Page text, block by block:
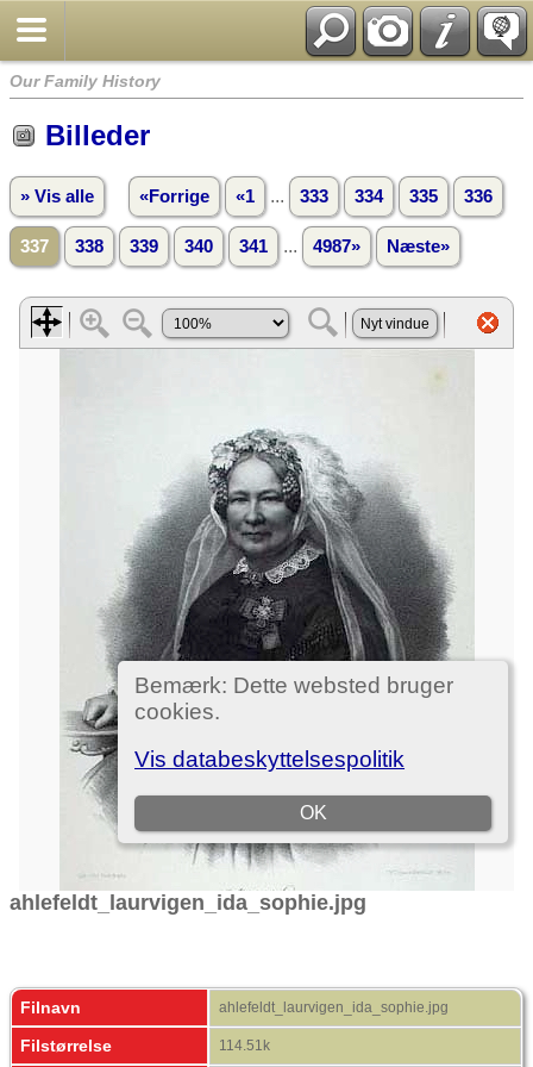
Our Family History
Billeder
» Vis alle «Forrige «1 ... 333 334 335 336
337 338 339 340 341 ... 4987» Næste»
ahlefeldt_laurvigen_ida_sophie.jpg
Filnavn ahlefeldt_laurvigen_ida_sophie.jpg
Filstørrelse 114.51k